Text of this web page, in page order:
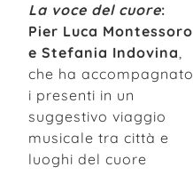
La voce del cuore:
Pier Luca Montessoro
e Stefania Indovina,
che ha accompagnato
i presenti in un
suggestivo viaggio
musicale tra città e
luoghi del cuore